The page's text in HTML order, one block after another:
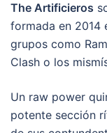
The Artificieros
formada en 2014
grupos como
Clash o los
Un raw power
potente sección